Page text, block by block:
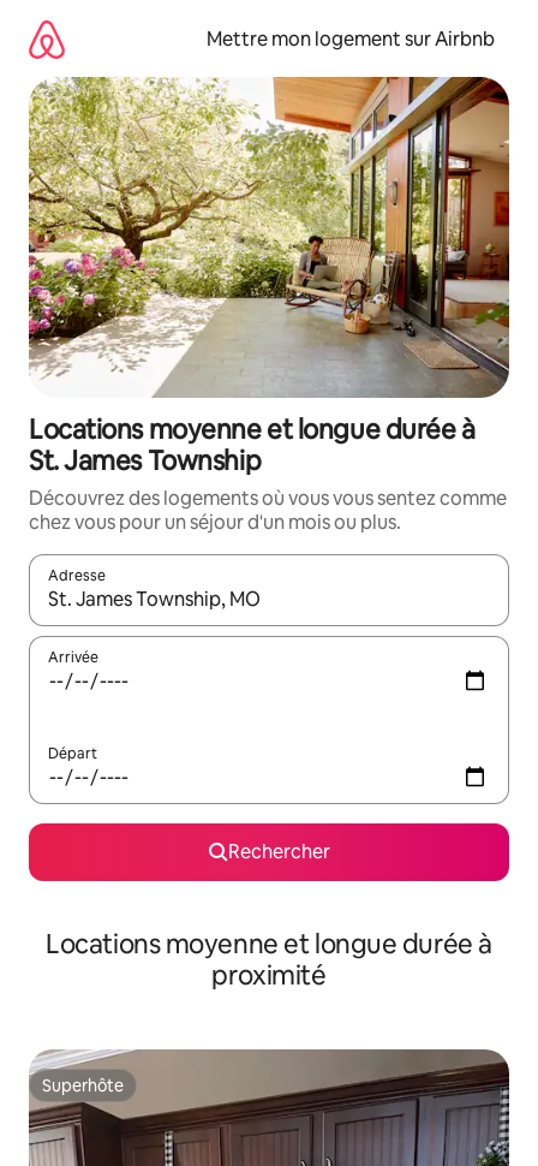
directement
contenu
Mettre mon logement sur Airbnb
Locations moyenne et longue durée à
St. James Township
Découvrez des logements où vous vous sentez comme
chez vous pour un séjour d'un mois ou plus.
Adresse
Lorsque les résultats s'affichent, utilisez les flèches vers le
Arrivée
Départ
Rechercher
Locations moyenne et longue durée à
proximité
Superhôte
Superhôte